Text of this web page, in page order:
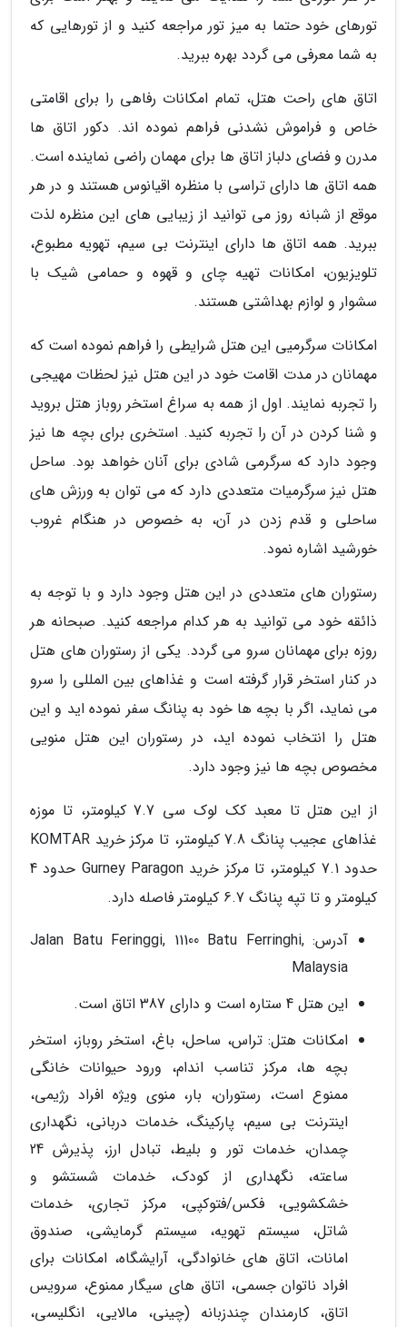
تورهای خود حتما به میز تور مراجعه کنید و از تورهایی که
به شما معرفی می گردد بهره ببرید.
اتاق های راحت هتل، تمام امکانات رفاهی را برای اقامتی
خاص و فراموش نشدنی فراهم نموده اند. دکور اتاق ها
مدرن و فضای دلباز اتاق ها برای مهمان راضی نماینده است.
همه اتاق ها دارای تراسی با منظره اقیانوس هستند و در هر
موقع از شبانه روز می توانید از زیبایی های این منظره لذت
ببرید. همه اتاق ها دارای اینترنت بی سیم، تهویه مطبوع،
تلویزیون، امکانات تهیه چای و قهوه و حمامی شیک با
سشوار و لوازم بهداشتی هستند.
امکانات سرگرمیی این هتل شرایطی را فراهم نموده است که
مهمانان در مدت اقامت خود در این هتل نیز لحظات مهیجی
را تجربه نمایند. اول از همه به سراغ استخر روباز هتل بروید
و شنا کردن در آن را تجربه کنید. استخری برای بچه ها نیز
وجود دارد که سرگرمی شادی برای آنان خواهد بود. ساحل
هتل نیز سرگرمیات متعددی دارد که می توان به ورزش های
ساحلی و قدم زدن در آن، به خصوص در هنگام غروب
خورشید اشاره نمود.
رستوران های متعددی در این هتل وجود دارد و با توجه به
ذائقه خود می توانید به هر کدام مراجعه کنید. صبحانه هر
روزه برای مهمانان سرو می گردد. یکی از رستوران های هتل
در کنار استخر قرار گرفته است و غذاهای بین المللی را سرو
می نماید، اگر با بچه ها خود به پنانگ سفر نموده اید و این
هتل را انتخاب نموده اید، در رستوران این هتل منویی
مخصوص بچه ها نیز وجود دارد.
از این هتل تا معبد کک لوک سی 7.7 کیلومتر، تا موزه
غذاهای عجیب پنانگ 7.8 کیلومتر، تا مرکز خرید KOMTAR
حدود 7.1 کیلومتر، تا مرکز خرید Gurney Paragon حدود 4
کیلومتر و تا تپه پنانگ 6.7 کیلومتر فاصله دارد.
آدرس: Jalan Batu Feringgi, 11100 Batu Ferringhi,
Malaysia
این هتل 4 ستاره است و دارای 387 اتاق است.
امکانات هتل: تراس، ساحل، باغ، استخر روباز، استخر
بچه ها، مرکز تناسب اندام، ورود حیوانات خانگی
ممنوع است، رستوران، بار، منوی ویژه افراد رژیمی،
اینترنت بی سیم، پارکینگ، خدمات دربانی، نگهداری
چمدان، خدمات تور و بلیط، تبادل ارز، پذیرش 24
ساعته، نگهداری از کودک، خدمات شستشو و
خشکشویی، فکس/فتوکپی، مرکز تجاری، خدمات
شاتل، سیستم تهویه، سیستم گرمایشی، صندوق
امانات، اتاق های خانوادگی، آرایشگاه، امکانات برای
افراد ناتوان جسمی، اتاق های سیگار ممنوع، سرویس
اتاق، کارمندان چندزبانه (چینی، مالایی، انگلیسی،